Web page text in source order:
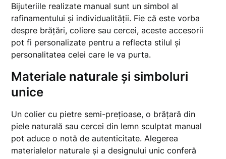
Bijuteriile realizate manual sunt un simbol al
rafinamentului și individualității. Fie că este vorba
despre brățări, coliere sau cercei, aceste accesorii
pot fi personalizate pentru a reflecta stilul și
personalitatea celei care le va purta.
Materiale naturale și simboluri
unice
Un colier cu pietre semi-prețioase, o brățară din
piele naturală sau cercei din lemn sculptat manual
pot aduce o notă de autenticitate. Alegerea
materialelor naturale și a designului unic conferă